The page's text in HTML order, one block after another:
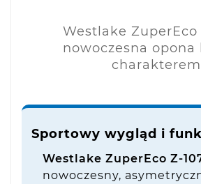
Westlake ZuperEco
nowoczesna opona
charakterem
Sportowy wygląd i
Westlake ZuperEco Z-
nowoczesny,